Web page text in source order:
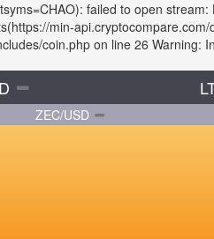
failed to open
min-
coin.php on line 26 Warning:
ZEC/USD